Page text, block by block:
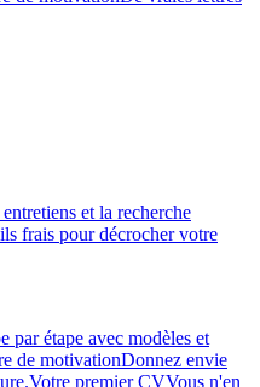
et la recherche
frais pour décrocher votre
par étape avec modèles et
de motivationDonnez envie
Votre premier CVVous n'en